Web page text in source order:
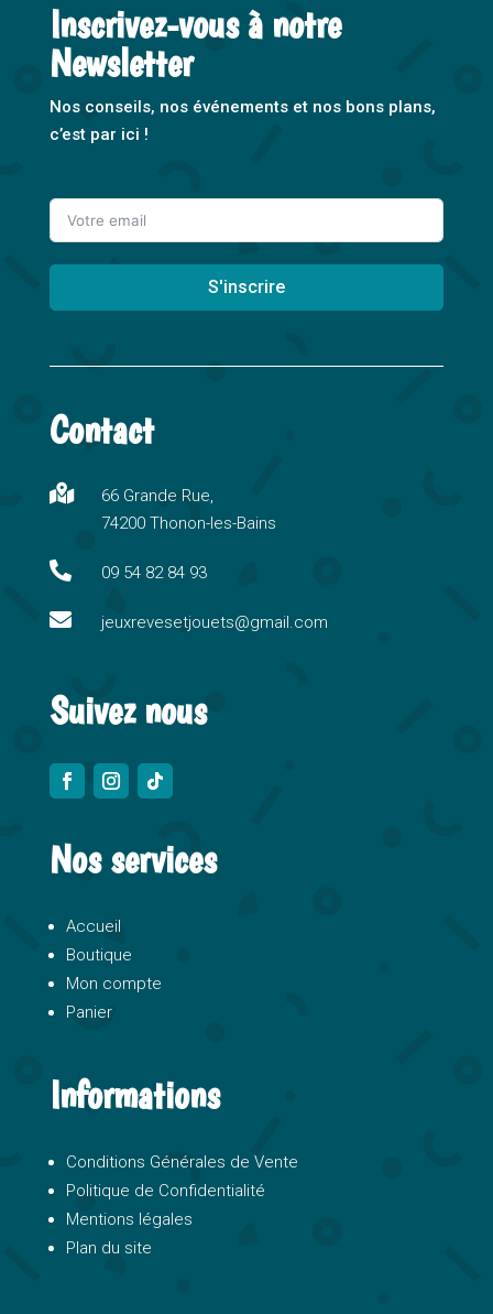
Inscrivez-vous à notre
Newsletter
Nos conseils, nos événements et nos bons plans,
c’est par ici !
S'inscrire
l
e
n
a
i
e
Contact

66 Grande Rue,
74200 Thonon-les-Bains
 09 54 82 84 93
 jeuxrevesetjouets@gmail.com
Suivez nous
Nos services
Accueil
Boutique
Mon compte
Panier
Informations
Conditions Générales de Vente
Politique de Confidentialité
Mentions légales
Plan du site